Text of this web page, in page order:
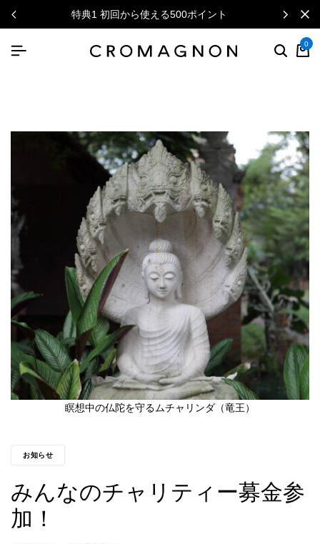
特典1 初回から使える500ポイント
0
瞑想中の仏陀を守るムチャリンダ（竜王）
お知らせ
みんなのチャリティー募金参
加！